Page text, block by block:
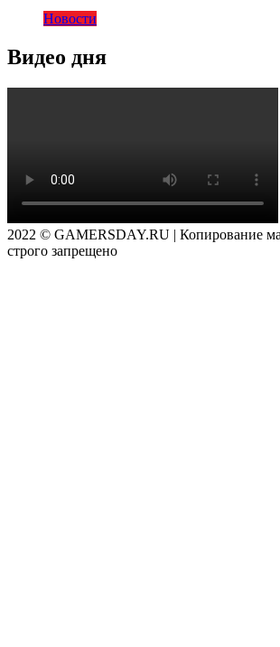
Новости
Видео дня
2022 © GAMERSDAY.RU | Копирование
строго запрещено